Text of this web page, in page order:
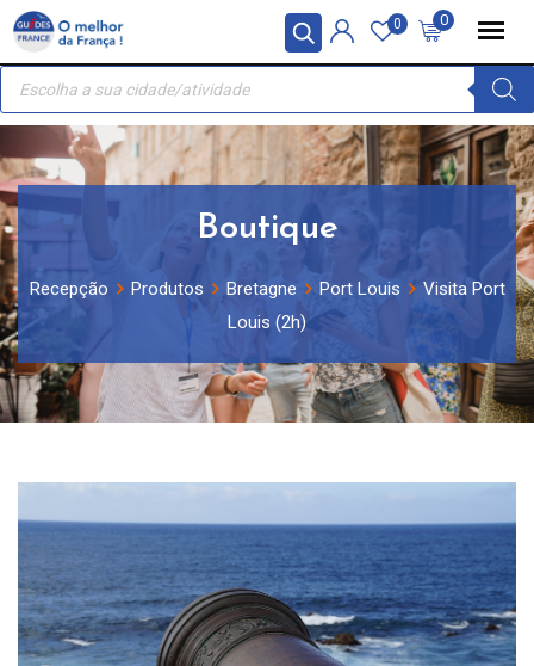
Painel de Gerenciamento de Cookies
Skip
content
0
0
Recherche
produits
Boutique
Recepção Produtos Bretagne Port Louis
Visita Port
Louis (2h)